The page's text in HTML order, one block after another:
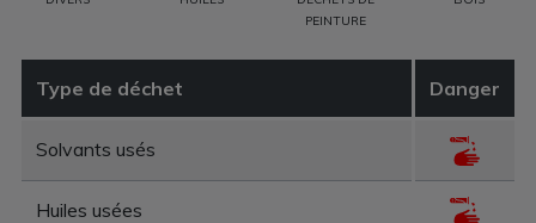
PEINTURE
Type de déchet Danger
Solvants usés
Huiles usées